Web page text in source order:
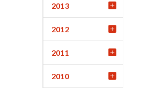
2013
2012
2011
2010